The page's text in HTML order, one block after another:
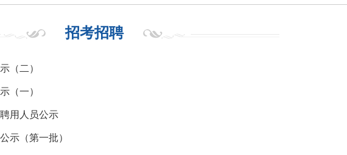
招考招聘
（二）
（一）
用人员公示
示（第一批）